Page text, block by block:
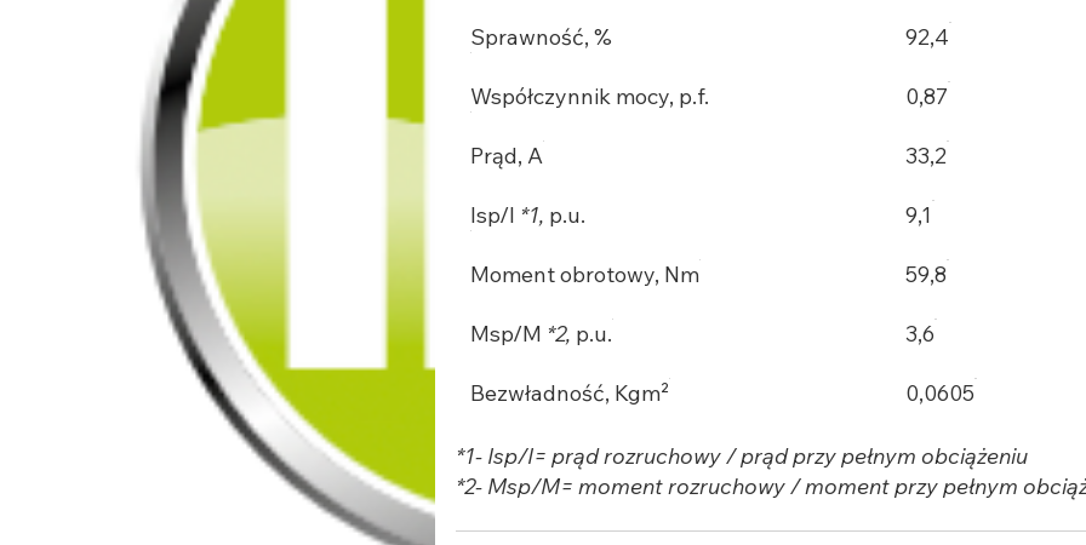
Sprawność, % 92,4
Współczynnik mocy, p.f. 0,87
Prąd, A 33,2
Isp/I *1, p.u. 9,1
Moment obrotowy, Nm 59,8
Msp/M *2, p.u. 3,6
Bezwładność, Kgm² 0,0605
*1- Isp/I= prąd rozruchowy / prąd przy pełnym obciążeniu
*2- Msp/M= moment rozruchowy / moment przy pełnym